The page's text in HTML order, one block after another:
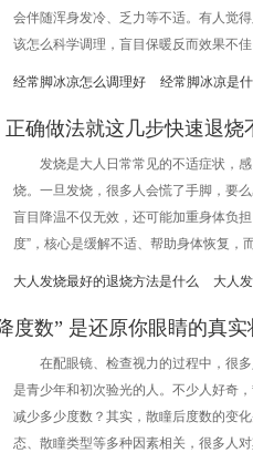
会伴随浑身发冷、乏力等不适。有人觉得
该怎么科学调理，盲目保暖反而效果不
经常脚冰凉怎么调理好 经常脚冰凉是
确做法就这几步快速退烧
发烧是大人日常常见的不适症状，感
烧。一旦发烧，很多人会慌了手脚，要
盲目降温不仅无效，还可能加重身体负
度”，核心是缓解不适、帮助身体恢复，
大人发烧最好的退烧方法是什么 大人
度数” 是还原你眼睛的真实
在配眼镜、检查视力的过程中，很多
是青少年和初次验光的人。不少人好奇
减少多少度数？其实，散瞳后度数的变
态、散瞳类型等多种因素相关，很多人